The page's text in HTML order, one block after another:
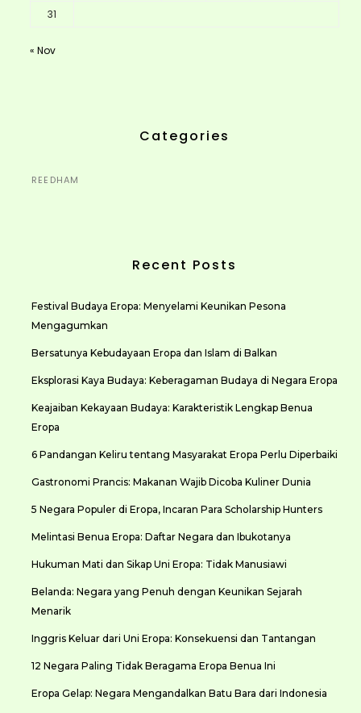
31
« Nov
Categories
REEDHAM
Recent Posts
Festival Budaya Eropa: Menyelami Keunikan Pesona
Mengagumkan
Bersatunya Kebudayaan Eropa dan Islam di Balkan
Eksplorasi Kaya Budaya: Keberagaman Budaya di Negara Eropa
Keajaiban Kekayaan Budaya: Karakteristik Lengkap Benua
Eropa
6 Pandangan Keliru tentang Masyarakat Eropa Perlu Diperbaiki
Gastronomi Prancis: Makanan Wajib Dicoba Kuliner Dunia
5 Negara Populer di Eropa, Incaran Para Scholarship Hunters
Melintasi Benua Eropa: Daftar Negara dan Ibukotanya
Hukuman Mati dan Sikap Uni Eropa: Tidak Manusiawi
Belanda: Negara yang Penuh dengan Keunikan Sejarah
Menarik
Inggris Keluar dari Uni Eropa: Konsekuensi dan Tantangan
12 Negara Paling Tidak Beragama Eropa Benua Ini
Eropa Gelap: Negara Mengandalkan Batu Bara dari Indonesia